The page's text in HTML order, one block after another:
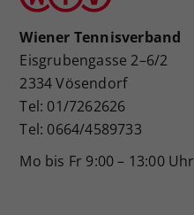
Wiener Tennisverband
Eisgrubengasse 2–6/2
2334 Vösendorf
Tel: 01/7262626
Tel: 0664/4589733
Mo bis Fr 9:00 – 13:00 Uhr